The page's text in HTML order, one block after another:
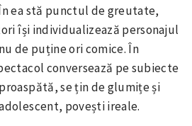
ea stă punctul de greutate,
își individualizează personajul
de puține ori comice. În
conversează pe subiecte
se țin de glumițe și
povești ireale.